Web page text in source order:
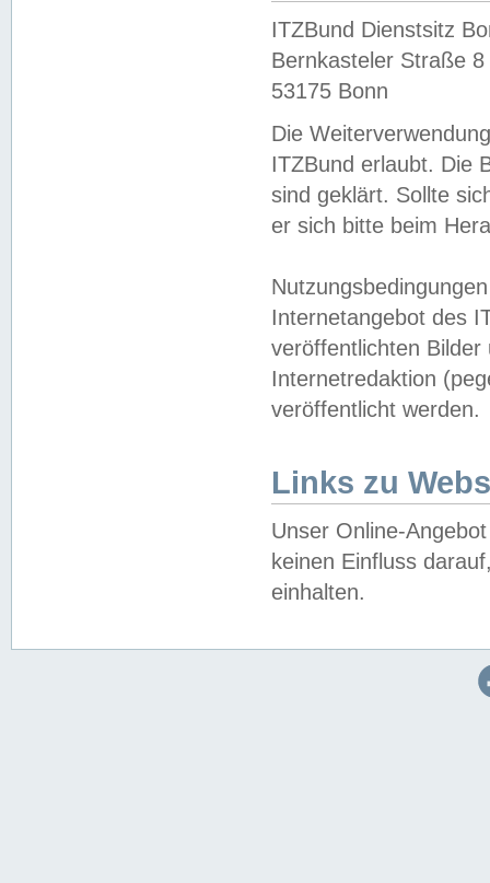
ITZBund Dienstsitz
Bernkasteler Straße 8
53175 Bonn
Die
ITZBund erlaubt. Die
sind geklärt. Sollte
er sich bitte beim
Internetangebot des
veröffentlichten
Internetredaktion
veröffentlicht werden.
Links zu
Unser Online-
keinen Einfluss
einhalten.